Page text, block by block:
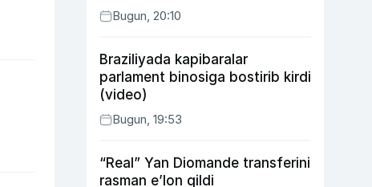
ijtimoiy keshbek to‘lab berildi
Bugun, 20:10
Braziliyada kapibaralar
parlament binosiga bostirib kirdi
(video)
Bugun, 19:53
“Real” Yan Diomande transferini
rasman e’lon qildi